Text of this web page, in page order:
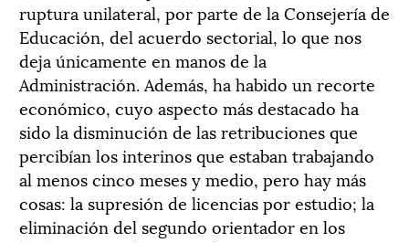
ruptura unilateral, por parte de la Consejería de
Educación, del acuerdo sectorial, lo que nos
deja únicamente en manos de la
Administración. Además, ha habido un recorte
económico, cuyo aspecto más destacado ha
sido la disminución de las retribuciones que
percibían los interinos que estaban trabajando
al menos cinco meses y medio, pero hay más
cosas: la supresión de licencias por estudio; la
eliminación del segundo orientador en los